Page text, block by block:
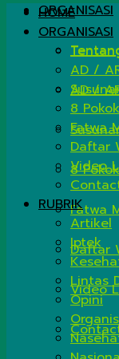
ORGANISASI
AD /
8
Fatwa
Daftar
Video
HOME
ORGANISASI
AD /
8
Fatwa
Daftar
Video
RUBRIK
Artikel
Iptek
Lintas
Opini